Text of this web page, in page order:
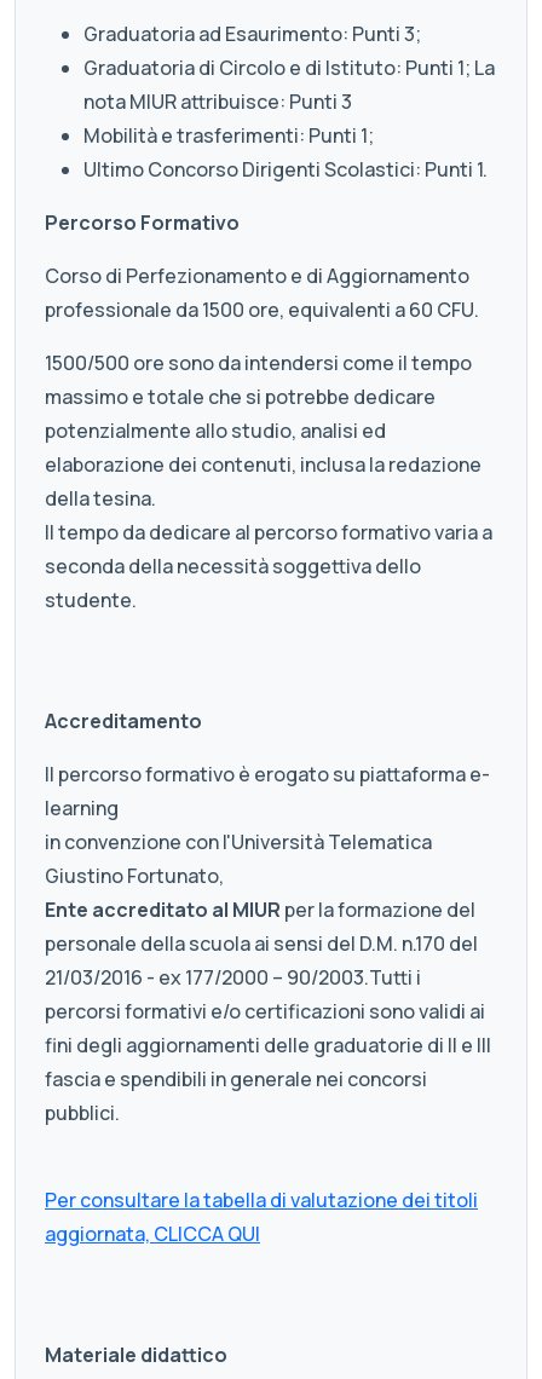
Graduatoria ad Esaurimento: Punti 3;
Graduatoria di Circolo e di Istituto: Punti 1; La
nota MIUR attribuisce: Punti 3
Mobilità e trasferimenti: Punti 1;
Ultimo Concorso Dirigenti Scolastici: Punti 1.
Percorso Formativo
Corso di Perfezionamento e di Aggiornamento
professionale da 1500 ore, equivalenti a 60 CFU.
1500/500 ore sono da intendersi come il tempo
massimo e totale che si potrebbe dedicare
potenzialmente allo studio, analisi ed
elaborazione dei contenuti, inclusa la redazione
della tesina.
Il tempo da dedicare al percorso formativo varia a
seconda della necessità soggettiva dello
studente.
Accreditamento
Il percorso formativo è erogato su piattaforma e-
learning
in convenzione con l'Università Telematica
Giustino Fortunato,
Ente accreditato al MIUR per la formazione del
personale della scuola ai sensi del D.M. n.170 del
21/03/2016 - ex 177/2000 – 90/2003.Tutti i
percorsi formativi e/o certificazioni sono validi ai
fini degli aggiornamenti delle graduatorie di II e III
fascia e spendibili in generale nei concorsi
pubblici.
Per consultare la tabella di valutazione dei titoli
aggiornata, CLICCA QUI
Materiale didattico